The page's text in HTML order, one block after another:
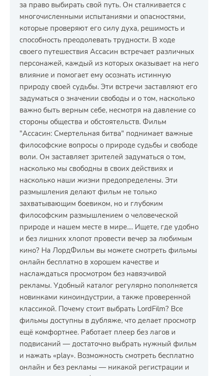
за право выбирать свой путь. Он сталкивается с
многочисленными испытаниями и опасностями,
которые проверяют его силу духа, решимость и
способность преодолевать трудности. В ходе
своего путешествия Ассасин встречает различных
персонажей, каждый из которых оказывает на него
влияние и помогает ему осознать истинную
природу своей судьбы. Эти встречи заставляют его
задуматься о значении свободы и о том, насколько
важно быть верным себе, несмотря на давление со
стороны общества и обстоятельств. Фильм
"Ассасин: Смертельная битва" поднимает важные
философские вопросы о природе судьбы и свободе
воли. Он заставляет зрителей задуматься о том,
насколько мы свободны в своих действиях и
насколько наши жизни предопределены. Эти
размышления делают фильм не только
захватывающим боевиком, но и глубоким
философским размышлением о человеческой
природе и нашем месте в мире.... Ищете, где удобно
и без лишних хлопот провести вечер за любимым
кино? На ЛордФильм вы можете смотреть фильмы
онлайн бесплатно в хорошем качестве и
наслаждаться просмотром без навязчивой
рекламы. Удобный каталог регулярно пополняется
новинками киноиндустрии, а также проверенной
классикой. Почему стоит выбрать LordFilm? Все
фильмы доступны в дубляже, что делает просмотр
ещё комфортнее. Работает плеер без лагов и
подвисаний — достаточно выбрать нужный фильм
и нажать «play». Возможность смотреть бесплатно
онлайн и без рекламы — никакой регистрации и